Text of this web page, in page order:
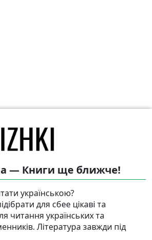
— Книги ще ближче!
українською?
для сбее цікаві та
читання українських та
Література завжди під